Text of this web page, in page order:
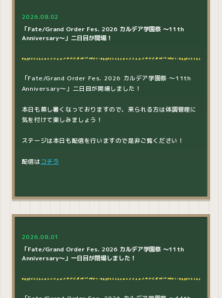
2026.08.02
「Fate/Grand Order Fes. 2026 カルデア学園祭 ～11th
Anniversary～」二日目が開場！
「Fate/Grand Order Fes. 2026 カルデア学園祭 ～11th
Anniversary～」二日目が開場しました！
本日も蒸し暑くなっておりますので、来られる方は体調管理に
気を付けて楽しみましょう！
ステージは本日も配信を行いますので是非ご覧ください！
配信はコチラ
2026.08.01
「Fate/Grand Order Fes. 2026 カルデア学園祭 ～11th
Anniversary～」一日目が閉場しました！